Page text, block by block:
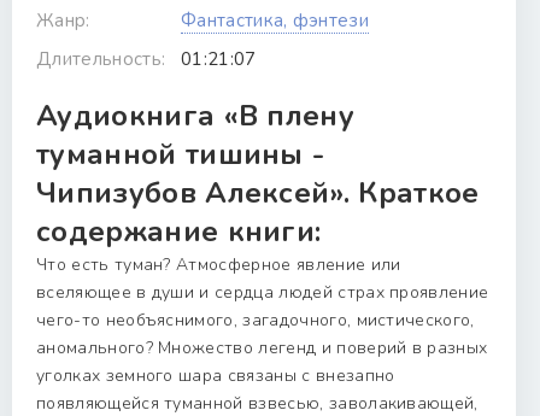
Жанр:
Фантастика, фэнтези
Длительность:
01:21:07
Аудиокнига «В плену
туманной тишины -
Чипизубов Алексей». Краткое
содержание книги:
Что есть туман? Атмосферное явление или
вселяющее в души и сердца людей страх проявление
чего-то необъяснимого, загадочного, мистического,
аномального? Множество легенд и поверий в разных
уголках земного шара связаны с внезапно
появляющейся туманной взвесью, заволакивающей,